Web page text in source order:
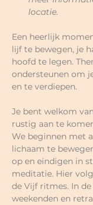
locatie.
Een heerlijk
lijf te bewegen, je
hoofd te legen.
ondersteunen om
en te verdiepen.
Je bent welkom
rustig aan te
We beginnen met
lichaam te
op en eindigen in
meditatie. Hier
de Vijf ritmes. In
weekenden en